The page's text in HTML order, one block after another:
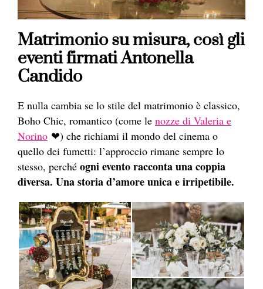
Matrimonio su misura, così gli
eventi firmati Antonella
Candido
E nulla cambia se lo stile del matrimonio è classico,
Boho Chic, romantico (come le nozze di Valeria e
Norino ❤) che richiami il mondo del cinema o
quello dei fumetti: l’approccio rimane sempre lo
stesso, perché ogni evento racconta una coppia
diversa. Una storia d’amore unica e irripetibile.